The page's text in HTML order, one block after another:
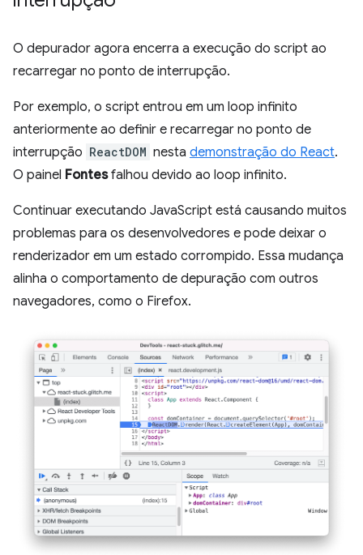
O depurador agora encerra a execução do script ao
recarregar no ponto de interrupção.
Por exemplo, o script entrou em um loop infinito
anteriormente ao definir e recarregar no ponto de
interrupção ReactDOM nesta demonstração do React.
O painel Fontesfalhou devido ao loop infinito.
Continuar executando JavaScript está causando muitos
problemas para os desenvolvedores e pode deixar o
renderizador em um estado corrompido. Essa mudança
alinha o comportamento de depuração com outros
navegadores, como o Firefox.